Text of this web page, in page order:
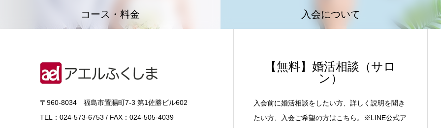
コース・料金 入会について
〒960-8034 福島市置賜町7-3 第1佐勝ビル602
TEL：024-573-6753 / FAX：024-505-4039
【無料】婚活相談（サロ
ン）
入会前に婚活相談をしたい方、詳しく説明を聞き
たい方、入会ご希望の方はこちら。※LINE公式ア